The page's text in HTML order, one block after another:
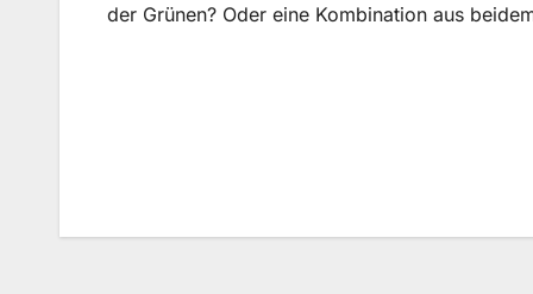
der Grünen? Oder eine Kombination aus